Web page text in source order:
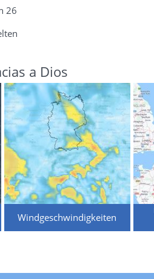
26
a Dios
Windgeschwindigkeiten